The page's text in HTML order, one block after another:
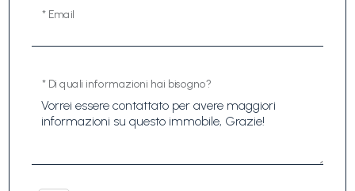
* Email
* Di quali informazioni hai bisogno?